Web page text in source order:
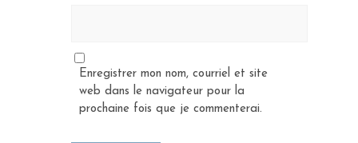
Enregistrer mon nom, courriel et site
web dans le navigateur pour la
prochaine fois que je commenterai.